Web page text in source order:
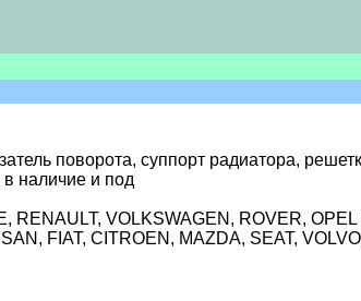
поворота, суппорт радиатора,
в наличие и под
VOLKSWAGEN, ROVER, OPEL
FIAT, CITROEN, MAZDA, SEAT,